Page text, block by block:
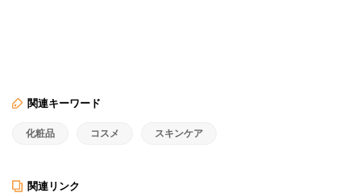
関連キーワード
化粧品 コスメ スキンケア
関連リンク